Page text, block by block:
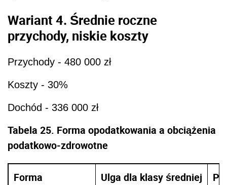
Wariant 4. Średnie roczne
przychody, niskie koszty
Przychody - 480 000 zł
Koszty - 30%
Dochód - 336 000 zł
Tabela 25. Forma opodatkowania a obciążenia
podatkowo-zdrowotne
Forma
Ulga dla klasy średniej